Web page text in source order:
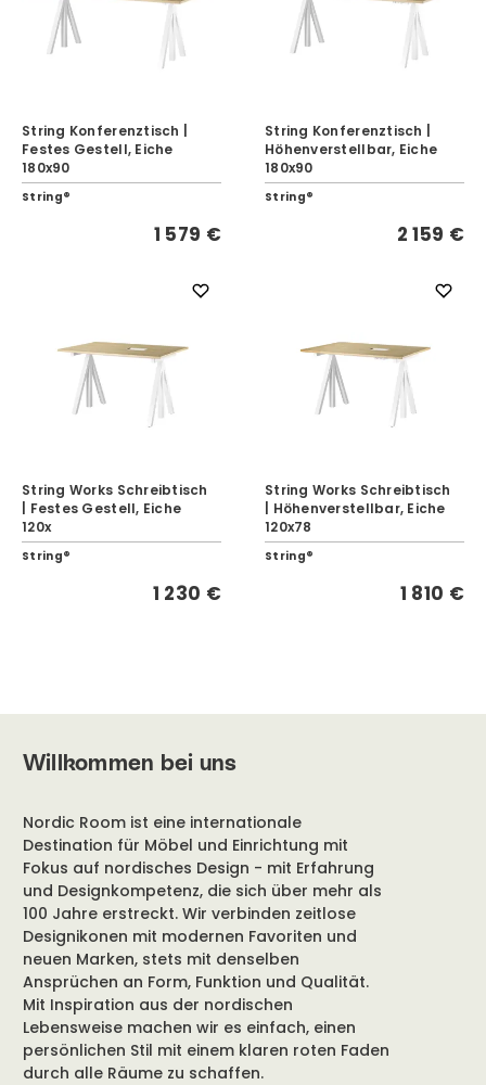
String Konferenztisch |
Festes Gestell, Eiche
180x90
String®
1 579 €
String Konferenztisch |
Höhenverstellbar, Eiche
180x90
String®
2 159 €
String Works Schreibtisch
| Festes Gestell, Eiche
120x
String®
1 230 €
String Works Schreibtisch
| Höhenverstellbar, Eiche
120x78
String®
1 810 €
Willkommen bei uns
Nordic Room ist eine internationale
Destination für Möbel und Einrichtung mit
Fokus auf nordisches Design - mit Erfahrung
und Designkompetenz, die sich über mehr als
100 Jahre erstreckt. Wir verbinden zeitlose
Designikonen mit modernen Favoriten und
neuen Marken, stets mit denselben
Ansprüchen an Form, Funktion und Qualität.
Mit Inspiration aus der nordischen
Lebensweise machen wir es einfach, einen
persönlichen Stil mit einem klaren roten Faden
durch alle Räume zu schaffen.